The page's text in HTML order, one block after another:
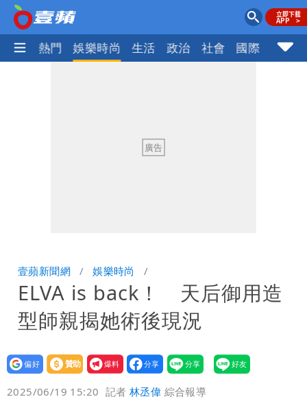
焦點 熱門 娛樂時尚 生活 政治 社會 國際 財經
壹蘋新聞網 娛樂時尚
ELVA is back！ 天后御用造
型師親揭她術後現況
設為
贊助
我要
爆料
2025/06/19 15:20 記者林丞偉 綜合報導